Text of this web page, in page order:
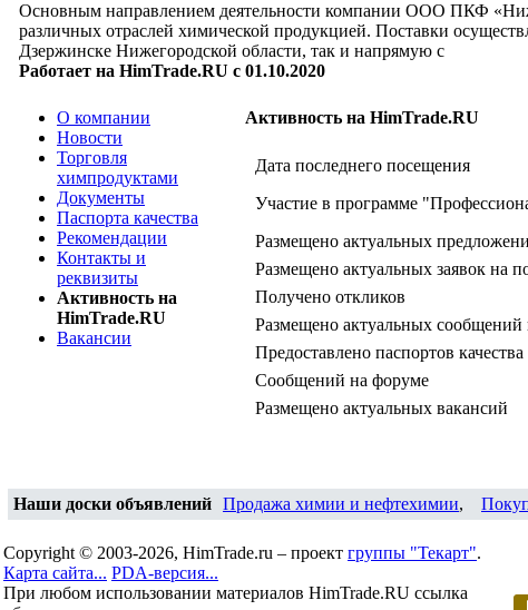
Основным направлением деятельности компании ООО ПКФ
различных отраслей химической продукцией. Поставки
Дзержинске Нижегородской области, так и напрямую с
Работает на HimTrade.RU с 01.10.2020
О компании
Новости
Торговля
химпродуктами
Документы
Паспорта качества
Рекомендации
Контакты и
реквизиты
Активность на
HimTrade.RU
Вакансии
Активность на HimTrade.RU
Дата последнего посещения
Участие в программе
Размещено актуальных
Размещено актуальных заявок на
Получено откликов
Размещено актуальных сообщений
Предоставлено паспортов качества
Сообщений на форуме
Размещено актуальных вакансий
Наши доски объявлений Продажа химии и нефтехимии,
Copyright © 2003-2026, HimTrade.ru – проект группы "Текарт".
Карта сайта... PDA-версия...
При любом использовании материалов HimTrade.RU ссылка